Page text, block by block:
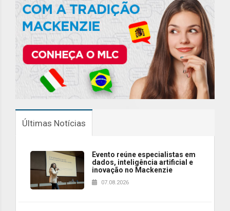
Últimas Notícias
Evento reúne especialistas em
dados, inteligência artificial e
inovação no Mackenzie
07.08.2026